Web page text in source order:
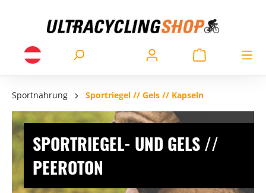
Sportnahrung Sportriegel // Gels // Kapseln
SPORTRIEGEL- UND GELS //
PEEROTON